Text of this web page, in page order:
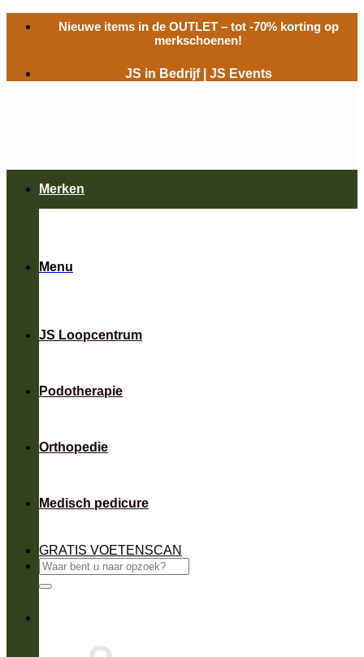
naar
Nieuwe items in de OUTLET– tot -70% korting op
merkschoenen!
JS in Bedrijf JS Events
Menu
JS Loopcentrum
Podotherapie
Orthopedie
Medisch pedicure
GRATIS VOETENSCAN
Zoeken
naar:
Merken